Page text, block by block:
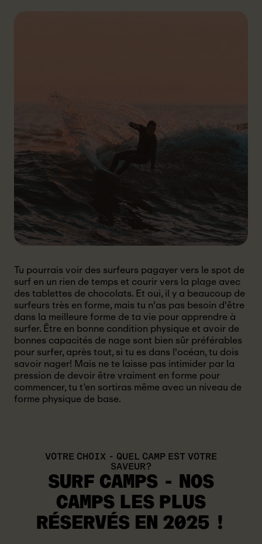
Tu pourrais voir des surfeurs pagayer vers le spot de
surf en un rien de temps et courir vers la plage avec
des tablettes de chocolats. Et oui, il y a beaucoup de
surfeurs très en forme, mais tu n'as pas besoin d'être
dans la meilleure forme de ta vie pour apprendre à
surfer. Être en bonne condition physique et avoir de
bonnes capacités de nage sont bien sûr préférables
pour surfer, après tout, si tu es dans l'océan, tu dois
savoir nager! Mais ne te laisse pas intimider par la
pression de devoir être vraiment en forme pour
commencer, tu t’en sortiras même avec un niveau de
forme physique de base.
VOTRE CHOIX - QUEL CAMP EST VOTRE
SAVEUR?
SURF CAMPS - NOS
CAMPS LES PLUS
RÉSERVÉS EN 2025 !